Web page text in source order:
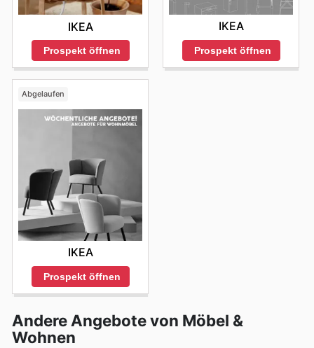
IKEA
Prospekt öffnen
IKEA
Prospekt öffnen
Abgelaufen
IKEA
Prospekt öffnen
Andere Angebote von Möbel &
Wohnen